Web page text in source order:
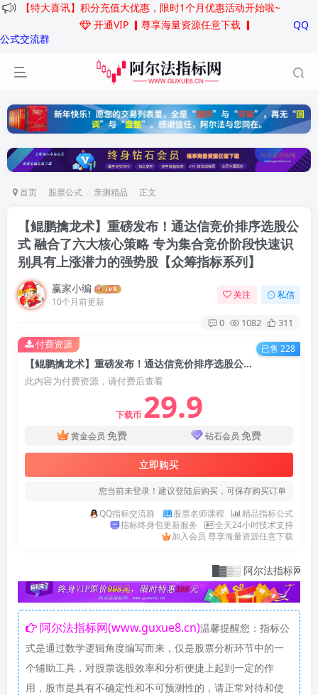
【特大喜讯】积分充值大优惠，限时1个月优惠活动开始啦~
开通VIP ▎尊享海量资源任意下载 ▎
QQ
公式交流群
首页 股票公式 亲测精品 正文
【鲲鹏擒龙术】重磅发布！通达信竞价排序选股公
式 融合了六大核心策略 专为集合竞价阶段快速识
别具有上涨潜力的强势股 【众筹指标系列】
赢家小编
10个月前更新
关注 私信
0 1082 311
【鲲鹏擒龙术】重磅发布！通达信竞价排序选股公式 融合了六大核心策略 专为集合竞价阶段快速识别具有上涨潜力的强势股【众筹指标系列】
此内容为付费资源，请付费后查看
下载币 29.9
黄金会员 免费 钻石会员 免费
立即购买
您当前未登录！建议登陆后购买，可保存购买订单
QQ指标交流群
股票名师课程
精品指标公式
指标终身包更新服务
全天24小时技术支持
加入会员 尊享海量资源任意下载
付费资源 已售 228
█▓▒░ 阿尔法指标网：指标爱好
阿尔法指标网(www.guxue8.cn)温馨提醒您：指标公
式是通过数学逻辑角度编写而来，仅是股票分析环节中的一
个辅助工具，对股票选股效率和分析便捷上起到一定的作
用，股市是具有不确定性和不可预测性的，请正常对待和使